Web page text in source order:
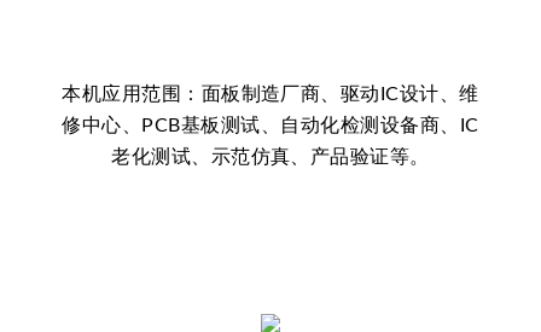
本机应用范围：面板制造厂商、驱动IC设计、维
修中心、PCB基板测试、自动化检测设备商、IC
老化测试、示范仿真、产品验证等。